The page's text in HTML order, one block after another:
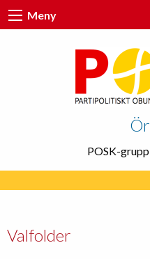
Meny
POSK-
Valfolder